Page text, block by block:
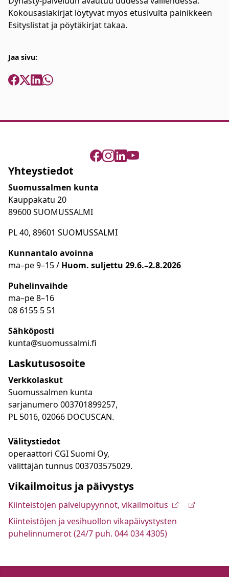
Kokousasiakirjat löytyvät myös etusivulta painikkeen
Esityslistat ja pöytäkirjat takaa.
Jaa sivu:
Yhteystiedot
Suomussalmen kunta
Kauppakatu 20
89600 SUOMUSSALMI
PL 40, 89601 SUOMUSSALMI
Kunnantalo avoinna
ma–pe 9–15 / Huom. suljettu 29.6.–2.8.2026
Puhelinvaihde
ma–pe 8–16
08 6155 5 51
Sähköposti
kunta@suomussalmi.fi
Laskutusosoite
Verkkolaskut
Suomussalmen kunta
sarjanumero 003701899257,
PL 5016, 02066 DOCUSCAN.
Välitystiedot
operaattori CGI Suomi Oy,
välittäjän tunnus 003703575029.
Vikailmoitus ja päivystys
Kiinteistöjen palvelupyynnöt, vikailmoitus
Kiinteistöjen ja vesihuollon vikapäivystysten
puhelinnumerot (24/7 puh. 044 034 4305)